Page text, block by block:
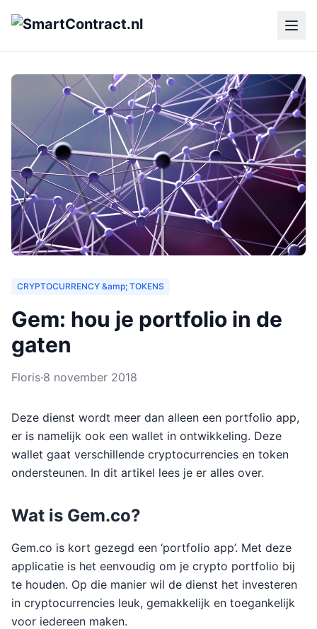
CRYPTOCURRENCY &amp; TOKENS
Gem: hou je portfolio in de
gaten
Floris·8 november 2018
Deze dienst wordt meer dan alleen een portfolio app,
er is namelijk ook een wallet in ontwikkeling. Deze
wallet gaat verschillende cryptocurrencies en token
ondersteunen. In dit artikel lees je er alles over.
Wat is Gem.co?
Gem.co is kort gezegd een ‘portfolio app’. Met deze
applicatie is het eenvoudig om je crypto portfolio bij
te houden. Op die manier wil de dienst het investeren
in cryptocurrencies leuk, gemakkelijk en toegankelijk
voor iedereen maken.